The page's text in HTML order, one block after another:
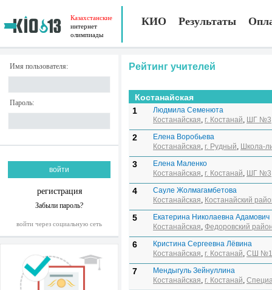
Казахстанские
интернет
олимпиады
КИО Результаты
Имя пользователя:
Пароль:
регистрация
Забыли пароль?
войти через социальную сеть
Рейтинг учителей
Костанайская
1
Людмила Семенюта
Костанайская, г. Костанай, ШГ №3
2
Елена Воробьева
Костанайская, г. Рудный, Школа-
3
Елена Маленко
Костанайская, г. Костанай, ШГ №3
4
Сауле Жолмагамбетова
Костанайская, Костанайский
5
Екатерина Николаевна Адамович
Костанайская, Федоровский
6
Кристина Сергеевна Лёвина
Костанайская, г. Костанай, СШ
7
Мендыгуль Зейнуллина
Костанайская, г. Костанай,